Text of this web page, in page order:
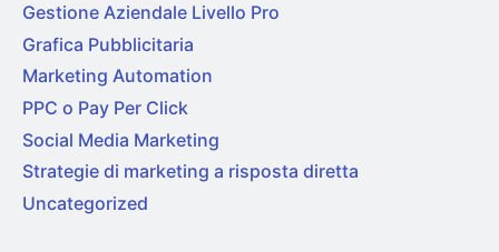
Gestione Aziendale Livello Pro
Grafica Pubblicitaria
Marketing Automation
PPC o Pay Per Click
Social Media Marketing
Strategie di marketing a risposta diretta
Uncategorized